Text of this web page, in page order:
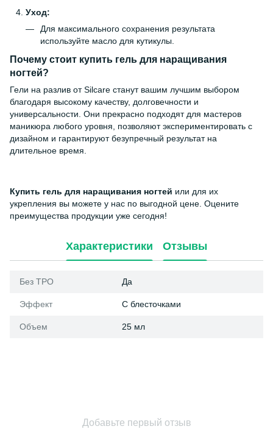
Уход:
Для максимального сохранения результата
используйте масло для кутикулы.
Почему стоит купить гель для наращивания
ногтей?
Гели на разлив от Silcare станут вашим лучшим выбором
благодаря высокому качеству, долговечности и
универсальности. Они прекрасно подходят для мастеров
маникюра любого уровня, позволяют экспериментировать с
дизайном и гарантируют безупречный результат на
длительное время.
Купить гель для наращивания ногтей или для их
укрепления вы можете у нас по выгодной цене. Оцените
преимущества продукции уже сегодня!
Характеристики Отзывы
Без ТРО Да
Эффект С блесточками
Объем 25 мл
Добавьте первый отзыв